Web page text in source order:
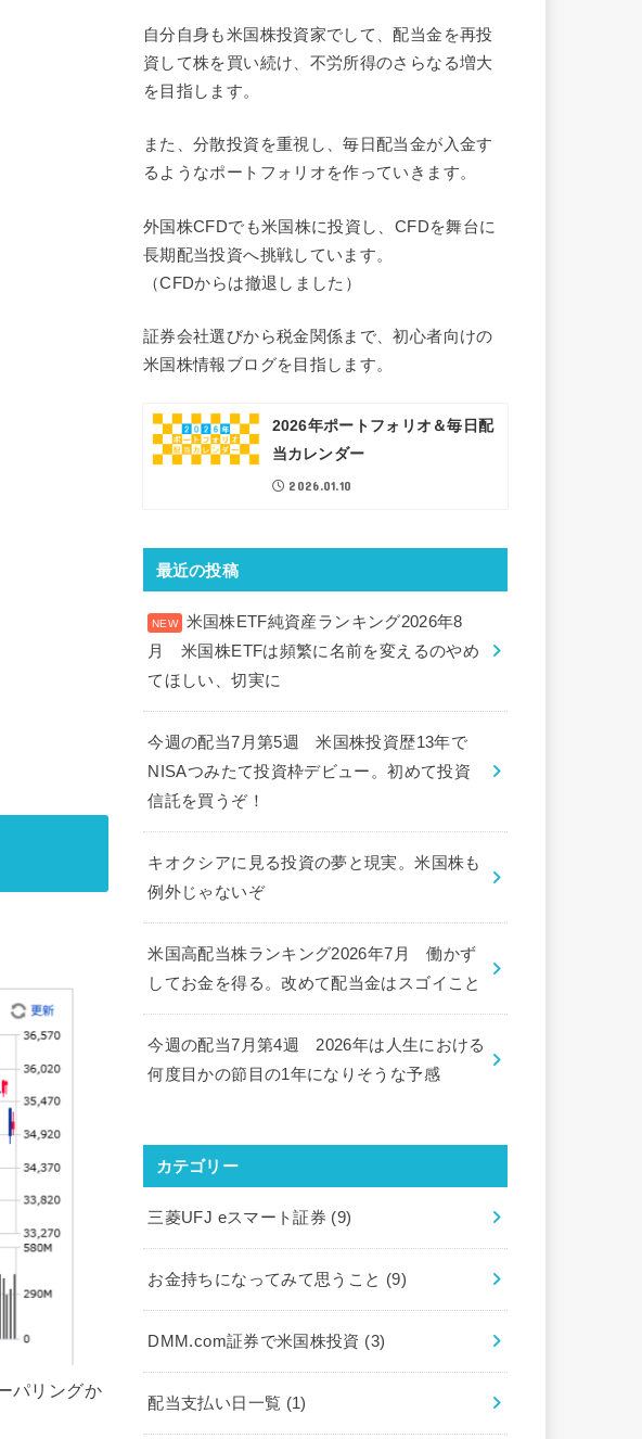
パリングか
自分自身も米国株投資家でして、配当金を再投
資して株を買い続け、不労所得のさらなる増大
を目指します。
また、分散投資を重視し、毎日配当金が入金す
るようなポートフォリオを作っていきます。
外国株CFDでも米国株に投資し、CFDを舞台に
長期配当投資へ挑戦しています。
（CFDからは撤退しました）
証券会社選びから税金関係まで、初心者向けの
米国株情報ブログを目指します。
2026年ポートフォリオ＆毎日配
当カレンダー
2026.01.10
最近の投稿
米国株ETF純資産ランキング2026年8
月 米国株ETFは頻繁に名前を変えるのやめ
てほしい、切実に
今週の配当7月第5週 米国株投資歴13年で
NISAつみたて投資枠デビュー。初めて投資
信託を買うぞ！
キオクシアに見る投資の夢と現実。米国株も
例外じゃないぞ
米国高配当株ランキング2026年7月 働かず
してお金を得る。改めて配当金はスゴイこと
今週の配当7月第4週 2026年は人生における
何度目かの節目の1年になりそうな予感
カテゴリー
三菱UFJ eスマート証券 (9)
お金持ちになってみて思うこと (9)
DMM.com証券で米国株投資 (3)
配当支払い日一覧 (1)